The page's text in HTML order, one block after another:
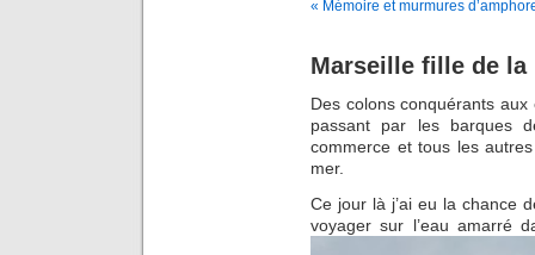
« Mémoire et murmures
Marseille fille de la
Des colons conquérants
passant par les barques
commerce et tous les
mer.
Ce jour là j’ai eu la chance
voyager sur l’eau amarré